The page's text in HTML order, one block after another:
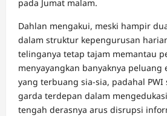
pada Jumat malam.
Dahlan mengakui, meski hampir
dalam struktur kepengurusan
telinganya tetap tajam memantau
menyayangkan banyaknya peluang
yang terbuang sia-sia, padahal
garda terdepan dalam
tengah derasnya arus disrupsi